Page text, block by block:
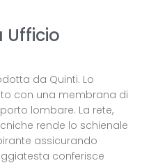
Ufficio
da Quinti. Lo
con una membrana di
lombare. La rete,
rende lo schienale
assicurando
conferisce